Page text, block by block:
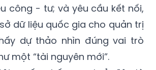
công - tư; và yêu cầu kết nối,
dữ liệu quốc gia cho quản trị
dự thảo nhìn đúng vai trò
một “tài nguyên mới”.